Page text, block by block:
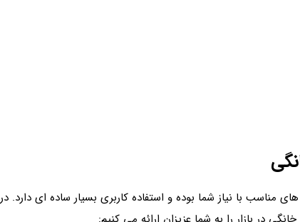
مناسب با نیاز شما بوده و استفاده کاربری بسیار ساده ای دارد. در